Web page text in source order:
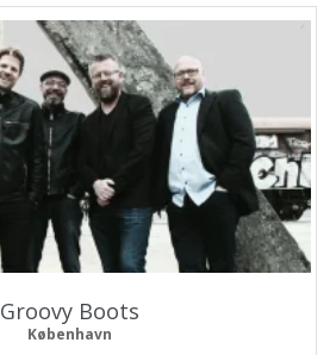
Groovy Boots
København